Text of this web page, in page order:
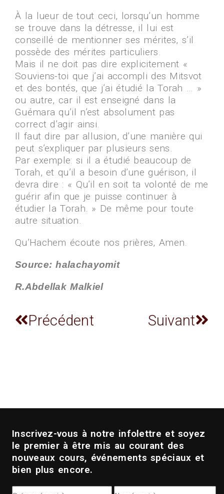
À la lueur de tout ceci, lorsqu’un homme
se trouve dans la détresse, il lui est
conseillé de mentionner ses mérites, s’il
possède des mérites particuliers.
Mais il ne doit pas dire explicitement «
Souviens-toi que j’ai accompli des Mitsvot
et des bontés, que j’ai étudié la Torah … »
ou autre, car il est enseigné dans la
Guémara qu’il n’est absolument pas
correct d’agir ainsi.
Il faut dire par allusion, d’une manière qui
peut s’expliquer par plusieurs sens.
Par exemple: si il a étudié beaucoup de
Torah, et qu’il a besoin d’une guérison, il
devra dire : « Qu’il en soit ta volonté de me
guérir afin que je puisse continuer à
étudier la Torah. » De même pour toute
autre situation.
Qu’Hachem écoute nos prières, Amen.
Source: halachayomit
R.Abdellak Malkiel
Précédent Suivant
Inscrivez-vous à notre infolettre et soyez
le premier à être mis au courant des
nouveaux cours, événements spéciaux et
bien plus encore.